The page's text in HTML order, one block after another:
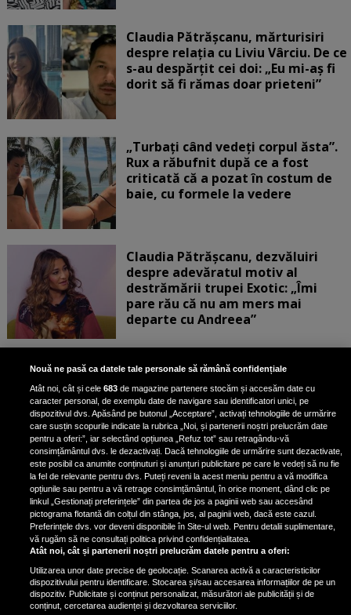
Claudia Pătrășcanu, mărturisiri
despre relația cu Liviu Vârciu. De ce
s-au despărțit cei doi: „Eu mi-aș fi
dorit să fi rămas doar prieteni”
„Turbați când vedeți corpul ăsta”.
Rux a răbufnit după ce a fost
criticată că a pozat în costum de
baie, cu formele la vedere
Claudia Pătrășcanu, dezvăluiri
despre adevăratul motiv al
destrămării trupei Exotic: „Îmi
pare rău că nu am mers mai
departe cu Andreea”
Scene incredibile! Ilinca Vandici a
pus mâna pe aparatul de
fotografiat al unui paparazzo și i l-
a aruncat la gunoi: „S-a dus la
poliție. Nu mai aveam aer”
Oana Moșneagu, mărturisiri
despre începutul relației cu Vlad
Gherman: „Eu am fost îngrozită de
aceasta posibilă relație”
Nouă ne pasă ca datele tale personale să rămână confidențiale
Atât noi, cât și cele683 de magazine partenere stocăm și accesăm date cu
caracter personal, de exemplu date de navigare sau identificatori unici, pe
dispozitivul dvs. Apăsând pe butonul „Acceptare”, activați tehnologiile de urmărire
care susțin scopurile indicate la rubrica „Noi, și partenerii noștri prelucrăm date
pentru a oferi:”, iar selectând opțiunea „Refuz tot” sau retragându-vă
consimțământul dvs. le dezactivați. Dacă tehnologiile de urmărire sunt dezactivate,
este posibil ca anumite conținuturi și anunțuri publicitare pe care le vedeți să nu fie
la fel de relevante pentru dvs. Puteți reveni la acest meniu pentru a vă modifica
opțiunile sau pentru a vă retrage consimțământul, în orice moment, dând clic pe
linkul „Gestionați preferințele” din partea de jos a paginii web sau accesând
pictograma flotantă din colțul din stânga, jos, al paginii web, dacă este cazul.
Preferințele dvs. vor deveni disponibile în Site-ul web. Pentru detalii suplimentare,
vă rugăm să ne consultați politica privind confidențialitatea.
Atât noi, cât și partenerii noștri prelucrăm datele pentru a oferi:
Utilizarea unor date precise de geolocație. Scanarea activă a caracteristicilor
dispozitivului pentru identificare. Stocarea și/sau accesarea informațiilor de pe un
dispozitiv. Publicitate și conținut personalizat, măsurători ale publicității și de
conținut, cercetarea audienței și dezvoltarea serviciilor.